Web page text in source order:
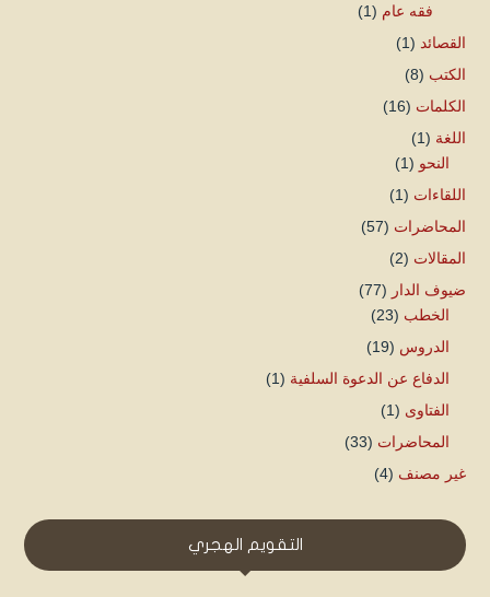
فقه عام (1)
القصائد (1)
الكتب (8)
الكلمات (16)
اللغة (1)
النحو (1)
اللقاءات (1)
المحاضرات (57)
المقالات (2)
ضيوف الدار (77)
الخطب (23)
الدروس (19)
الدفاع عن الدعوة السلفية (1)
الفتاوى (1)
المحاضرات (33)
غير مصنف (4)
التقويم الهجري